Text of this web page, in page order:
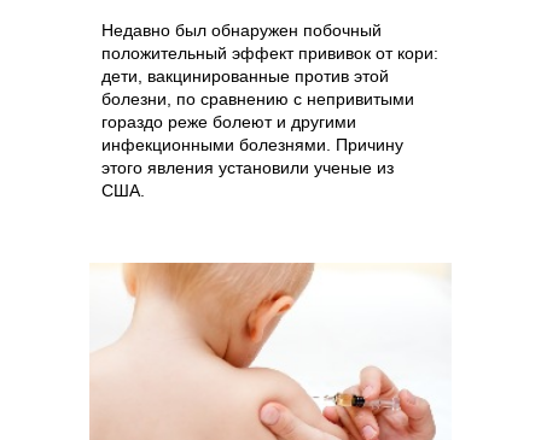
Недавно был обнаружен побочный
положительный эффект прививок от кори:
дети, вакцинированные против этой
болезни, по сравнению с непривитыми
гораздо реже болеют и другими
инфекционными болезнями. Причину
этого явления установили ученые из
США.